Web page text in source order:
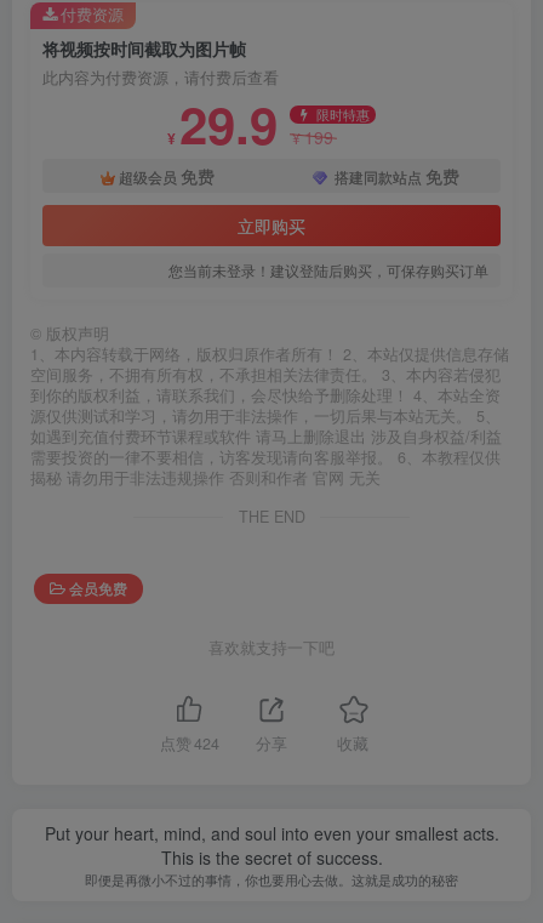
将视频按时间截取为图片帧
此内容为付费资源，请付费后查看
¥ 29.9 限时特惠
¥199
超级会员 免费 搭建同款站点 免费
立即购买
您当前未登录！建议登陆后购买，可保存购买订单
付费资源
© 版权声明
1、本内容转载于网络，版权归原作者所有！ 2、本站仅提供信息存储
空间服务，不拥有所有权，不承担相关法律责任。 3、本内容若侵犯
到你的版权利益，请联系我们，会尽快给予删除处理！ 4、本站全资
源仅供测试和学习，请勿用于非法操作，一切后果与本站无关。 5、
如遇到充值付费环节课程或软件 请马上删除退出 涉及自身权益/利益
需要投资的一律不要相信，访客发现请向客服举报。 6、本教程仅供
揭秘 请勿用于非法违规操作 否则和作者 官网 无关
THE END
会员免费
喜欢就支持一下吧
点赞 424 分享 收藏
Put your heart, mind, and soul into even your smallest acts.
This is the secret of success.
即便是再微小不过的事情，你也要用心去做。这就是成功的秘密